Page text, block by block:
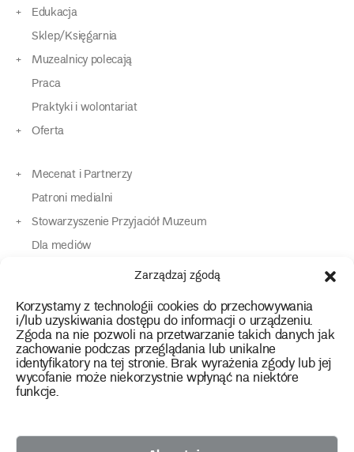
Zarządzaj zgodą
Korzystamy z technologii cookies do przechowywania
i/lub uzyskiwania dostępu do informacji o urządzeniu.
Zgoda na nie pozwoli na przetwarzanie takich danych jak
zachowanie podczas przeglądania lub unikalne
identyfikatory na tej stronie. Brak wyrażenia zgody lub jej
wycofanie może niekorzystnie wpłynąć na niektóre
funkcje.
Edukacja
Sklep/Księgarnia
Muzealnicy polecają
Praca
Praktyki i wolontariat
Oferta
Mecenat i Partnerzy
Patroni medialni
Stowarzyszenie Przyjaciół Muzeum
Dla mediów
Dla osób o specjalnych potrzebach
Kontakt
instagram
twitterfacebookyoutube
tiktok
Polityka prywatności